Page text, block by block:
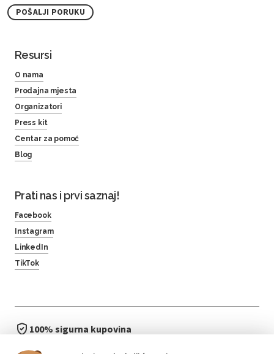
POŠALJI PORUKU
Resursi
O nama
Prodajna mjesta
Organizatori
Press kit
Centar za pomoć
Blog
Prati nas i prvi saznaj!
Facebook
Instagram
LinkedIn
TikTok
100% sigurna kupovina